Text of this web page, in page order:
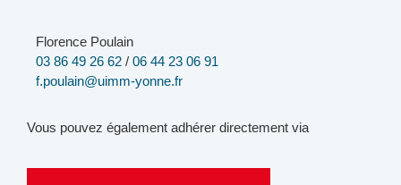
Florence Poulain
03 86 49 26 62 / 06 44 23 06 91
f.poulain@uimm-yonne.fr
Vous pouvez également adhérer directement via